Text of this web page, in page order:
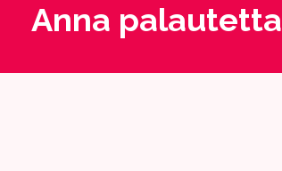
Anna palautetta